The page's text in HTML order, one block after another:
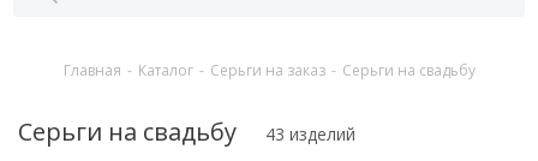
Главная - Каталог - Серьги на заказ - Серьги на свадьбу
Серьги на свадьбу 43 изделий